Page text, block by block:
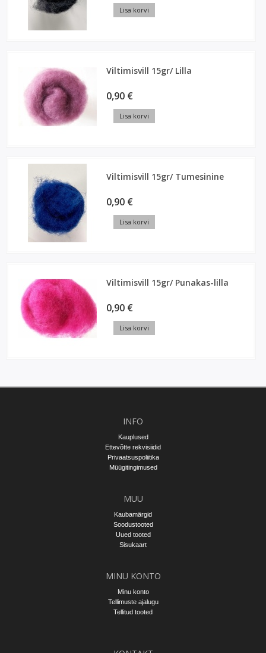
Lisa korvi
Viltimisvill 15gr/ Lilla
0,90 €
Lisa korvi
Viltimisvill 15gr/ Tumesinine
0,90 €
Lisa korvi
Viltimisvill 15gr/ Punakas-lilla
0,90 €
Lisa korvi
INFO
Kauplused
Ettevõtte rekvisiidid
Privaatsuspoliitika
Müügitingimused
MUU
Kaubamärgid
Soodustooted
Uued tooted
Sisukaart
MINU KONTO
Minu konto
Tellimuste ajalugu
Tellitud tooted